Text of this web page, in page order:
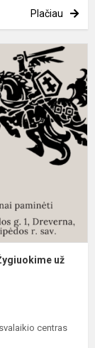
Plačiau
už
centras